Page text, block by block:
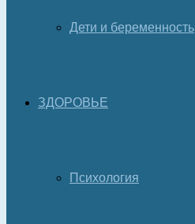
Дети и беременность
ЗДОРОВЬЕ
Психология